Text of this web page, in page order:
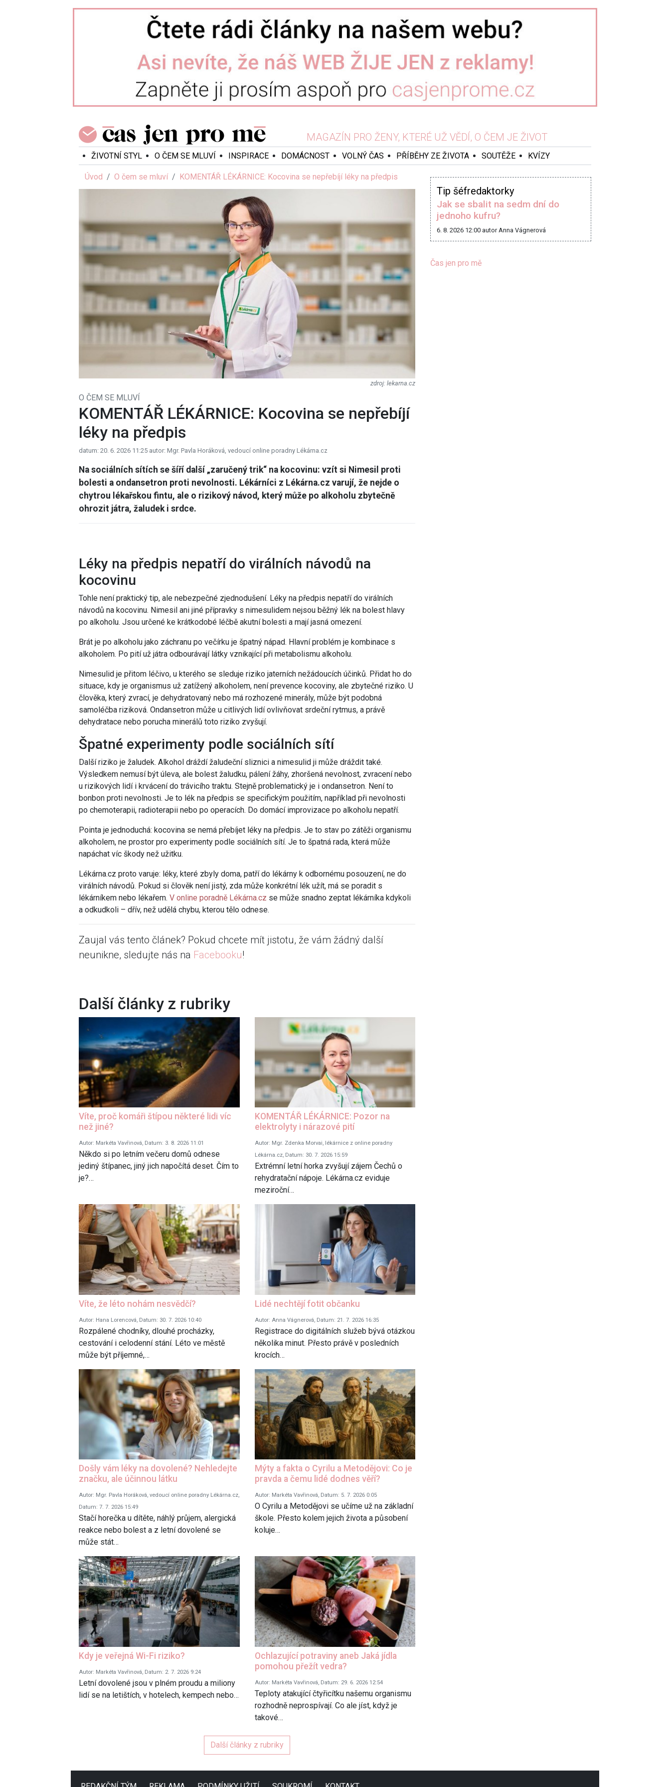
MAGAZÍN PRO ŽENY, KTERÉ UŽ VĚDÍ, O ČEM JE ŽIVOT
ŽIVOTNÍ STYL O ČEM SE MLUVÍ INSPIRACE DOMÁCNOST VOLNÝ ČAS PŘÍBĚHY ZE ŽIVOTA SOUTĚŽE KVÍZY
Úvod O čem se mluví KOMENTÁŘ LÉKÁRNICE: Kocovina se nepřebíjí léky na předpis
lekarna.cz
O ČEM SE MLUVÍ
KOMENTÁŘ LÉKÁRNICE: Kocovina se nepřebíjí
léky na předpis
datum: 20. 6. 2026 11:25 autor: Mgr. Pavla Horáková, vedoucí online poradny Lékárna.cz
Na sociálních sítích se šíří další „zaručený trik“ na kocovinu: vzít si Nimesil proti
bolesti a ondansetron proti nevolnosti. Lékárníci z Lékárna.cz varují, že nejde o
chytrou lékařskou fintu, ale o rizikový návod, který může po alkoholu zbytečně
ohrozit játra, žaludek i srdce.
Léky na předpis nepatří do virálních návodů na
kocovinu
Tohle není praktický tip, ale nebezpečné zjednodušení. Léky na předpis nepatří do virálních
návodů na kocovinu. Nimesil ani jiné přípravky s nimesulidem nejsou běžný lék na bolest hlavy
po alkoholu. Jsou určené ke krátkodobé léčbě akutní bolesti a mají jasná omezení.
Brát je po alkoholu jako záchranu po večírku je špatný nápad. Hlavní problém je kombinace s
alkoholem. Po pití už játra odbourávají látky vznikající při metabolismu alkoholu.
Nimesulid je přitom léčivo, u kterého se sleduje riziko jaterních nežádoucích účinků. Přidat ho do
situace, kdy je organismus už zatížený alkoholem, není prevence kocoviny, ale zbytečné riziko. U
člověka, který zvrací, je dehydratovaný nebo má rozhozené minerály, může být podobná
samoléčba riziková. Ondansetron může u citlivých lidí ovlivňovat srdeční rytmus, a právě
dehydratace nebo porucha minerálů toto riziko zvyšují.
Špatné experimenty podle sociálních sítí
Další riziko je žaludek. Alkohol dráždí žaludeční sliznici a nimesulid ji může dráždit také.
Výsledkem nemusí být úleva, ale bolest žaludku, pálení žáhy, zhoršená nevolnost, zvracení nebo
u rizikových lidí i krvácení do trávicího traktu. Stejně problematický je i ondansetron. Není to
bonbon proti nevolnosti. Je to lék na předpis se specifickým použitím, například při nevolnosti
po chemoterapii, radioterapii nebo po operacích. Do domácí improvizace po alkoholu nepatří.
Pointa je jednoduchá: kocovina se nemá přebíjet léky na předpis. Je to stav po zátěži organismu
alkoholem, ne prostor pro experimenty podle sociálních sítí. Je to špatná rada, která může
napáchat víc škody než užitku.
Lékárna.cz proto varuje: léky, které zbyly doma, patří do lékárny k odbornému posouzení, ne do
virálních návodů. Pokud si člověk není jistý, zda může konkrétní lék užít, má se poradit s
lékárníkem nebo lékařem. V online poradně Lékárna.cz se může snadno zeptat lékárníka kdykoli
a odkudkoli – dřív, než udělá chybu, kterou tělo odnese.
Zaujal vás tento článek? Pokud chcete mít jistotu, že vám žádný další
neunikne, sledujte nás na Facebooku!
Další články z rubriky
Víte, proč komáři štípou některé lidi víc
než jiné?
Autor: Markéta Vavřinová, Datum: 3. 8. 2026 11:01
Někdo si po letním večeru domů odnese
jediný štípanec, jiný jich napočítá deset. Čím to
je?…
KOMENTÁŘ LÉKÁRNICE: Pozor na
elektrolyty i nárazové pití
Autor: Mgr. Zdenka Morvai, lékárnice z online poradny
Lékárna.cz, Datum: 30. 7. 2026 15:59
Extrémní letní horka zvyšují zájem Čechů o
rehydratační nápoje. Lékárna.cz eviduje
meziroční…
Víte, že léto nohám nesvědčí?
Autor: Hana Lorencová, Datum: 30. 7. 2026 10:40
Rozpálené chodníky, dlouhé procházky,
cestování i celodenní stání. Léto ve městě
může být příjemné,…
Lidé nechtějí fotit občanku
Autor: Anna Vágnerová, Datum: 21. 7. 2026 16:35
Registrace do digitálních služeb bývá otázkou
několika minut. Přesto právě v posledních
krocích…
Došly vám léky na dovolené? Nehledejte
značku, ale účinnou látku
Autor: Mgr. Pavla Horáková, vedoucí online poradny Lékárna.cz,
Datum: 7. 7. 2026 15:49
Stačí horečka u dítěte, náhlý průjem, alergická
reakce nebo bolest a z letní dovolené se
může stát…
Mýty a fakta o Cyrilu a Metodějovi: Co je
pravda a čemu lidé dodnes věří?
Autor: Markéta Vavřinová, Datum: 5. 7. 2026 0:05
O Cyrilu a Metodějovi se učíme už na základní
škole. Přesto kolem jejich života a působení
koluje…
Kdy je veřejná Wi-Fi riziko?
Autor: Markéta Vavřinová, Datum: 2. 7. 2026 9:24
Letní dovolené jsou v plném proudu a miliony
lidí se na letištích, v hotelech, kempech nebo…
Ochlazující potraviny aneb Jaká jídla
pomohou přežít vedra?
Autor: Markéta Vavřinová, Datum: 29. 6. 2026 12:54
Teploty atakující čtyřicítku našemu organismu
rozhodně neprospívají. Co ale jíst, když je
takové…
Další články z rubriky
Tip šéfredaktorky
Jak se sbalit na sedm dní do
jednoho kufru?
6. 8. 2026 12:00 autor Anna Vágnerová
Čas jen pro mě